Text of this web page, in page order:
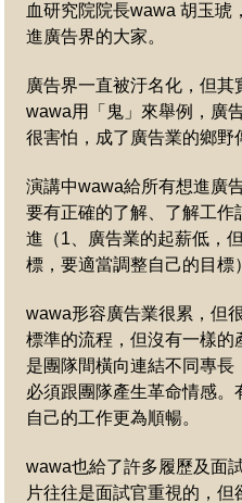
血研究院院長wawa 胡玉琥
進廣告界的大家。
廣告界一直被汙名化，但其
wawa用「鬼」來舉例，廣
很害怕，成了廣告業的鄉野
演講中wawa給所有想進廣
要有正確的了解、 了解工作
進（1、廣告業的起薪低，
標，要適當調整自己的目標
wawa形容廣告業很累，但
標準的流程，但沒有一樣的
是團隊間橫向連結不同專
必須跟團隊產生革命情感
自己的工作更為順暢。
wawa也給了許多履歷及面
片往往是面試官重視的，